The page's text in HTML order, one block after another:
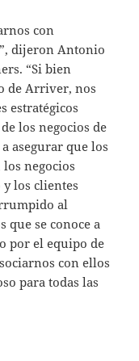
con
dijeron Antonio
“Si bien
de Arriver, nos
estratégicos
los negocios de
asegurar que los
negocios
los clientes
al
que se conoce a
por el equipo de
con ellos
para todas las